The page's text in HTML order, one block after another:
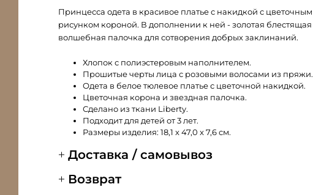
Принцесса одета в красивое платье с накидкой с цветочным
рисунком короной. В дополнении к ней - золотая блестящая
волшебная палочка для сотворения добрых заклинаний.
Хлопок с полиэстеровым наполнителем.
Прошитые черты лица с розовыми волосами из пряжи.
Одета в белое тюлевое платье с цветочной накидкой.
Цветочная корона и звездная палочка.
Сделано из ткани Liberty.
Подходит для детей от 3 лет.
Размеры изделия: 18,1 x 47,0 x 7,6 см.
Доставка / самовывоз
Возврат